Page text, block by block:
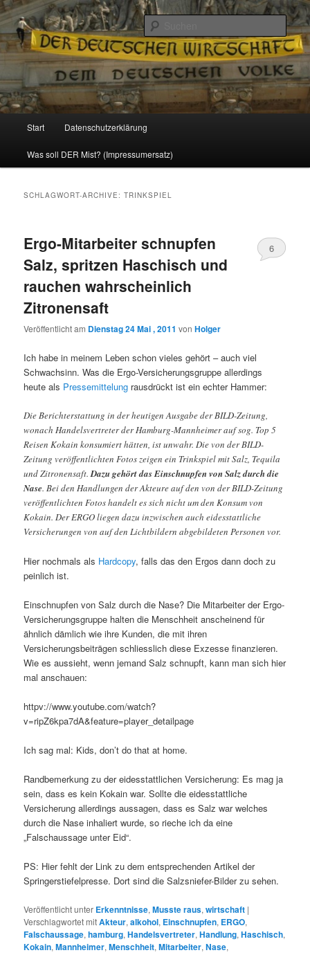
Reizzentrum
Politik, Wirtschaft, Soziales und Gesellschaft
Zum
Inhalt
Zum
sekundären
Start Datenschutzerklärung
Was soll DER Mist? (Impressumersatz)
SCHLAGWORT-ARCHIVE:TRINKSPIEL
Ergo-Mitarbeiter schnupfen
Salz, spritzen Haschisch und
rauchen wahrscheinlich
Zitronensaft
Veröffentlicht am Dienstag 24 Mai , 2011 vonHolger
6
Ich habe in meinem Leben schon vieles gehört – auch viel
Schwachsinn. Was die Ergo-Versicherungsgruppe allerdings
heute als Pressemittelung rausdrückt ist ein echter Hammer:
Die Berichterstattung in der heutigen Ausgabe der BILD-Zeitung,
wonach Handelsvertreter der Hamburg-Mannheimer auf sog. Top 5
Reisen Kokain konsumiert hätten, ist unwahr. Die von der BILD-
Zeitung veröffentlichten Fotos zeigen ein Trinkspiel mit Salz, Tequila
und Zitronensaft.Dazu gehört das Einschnupfen von Salz durch die
Nase. Bei den Handlungen der Akteure auf den von der BILD-Zeitung
veröffentlichten Fotos handelt es sich nicht um den Konsum von
Kokain. Der ERGO liegen dazu inzwischen auch eidesstattliche
Versicherungen von auf den Lichtbildern abgebildeten Personen vor.
Hier nochmals als Hardcopy, falls das den Ergos dann doch zu
peinlich ist.
Einschnupfen von Salz durch die Nase? Die Mitarbeiter der Ergo-
Versicherungsgruppe halten die Menschheit anscheinend für
ähnlich dämlich wie ihre Kunden, die mit ihren
Versicherungsbeiträgen schliesslich diese Exzesse finanzieren.
Wie es aussieht, wenn jemand Salz schnupft, kann man sich hier
mal anschauen:
httpv://www.youtube.com/watch?
v=ripZ6kpa7dA&feature=player_detailpage
Ich sag mal: Kids, don’t do that at home.
Randbemerkung zu der eidesstattlichen Versicherung: Es mag ja
sein, dass es kein Kokain war. Sollte die eidesstattliche
Versicherung allerdings aussagen, dass es Salz war welches
durch die Nase inhaliert wurde, so rieche ich da eine
„Falschaussage unter Eid“.
PS: Hier fehlt der Link zu dem entsprechenden Artikel der
Springerstiefelpresse. Dort sind die Salzsniefer-Bilder zu sehen.
Veröffentlicht unter Erkenntnisse,Musste raus,wirtschaft |
Verschlagwortet mitAkteur,alkohol, Einschnupfen, ERGO,
Falschaussage,hamburg,Handelsvertreter,Handlung,Haschisch,
Kokain,Mannheimer,Menschheit,Mitarbeiter,Nase,